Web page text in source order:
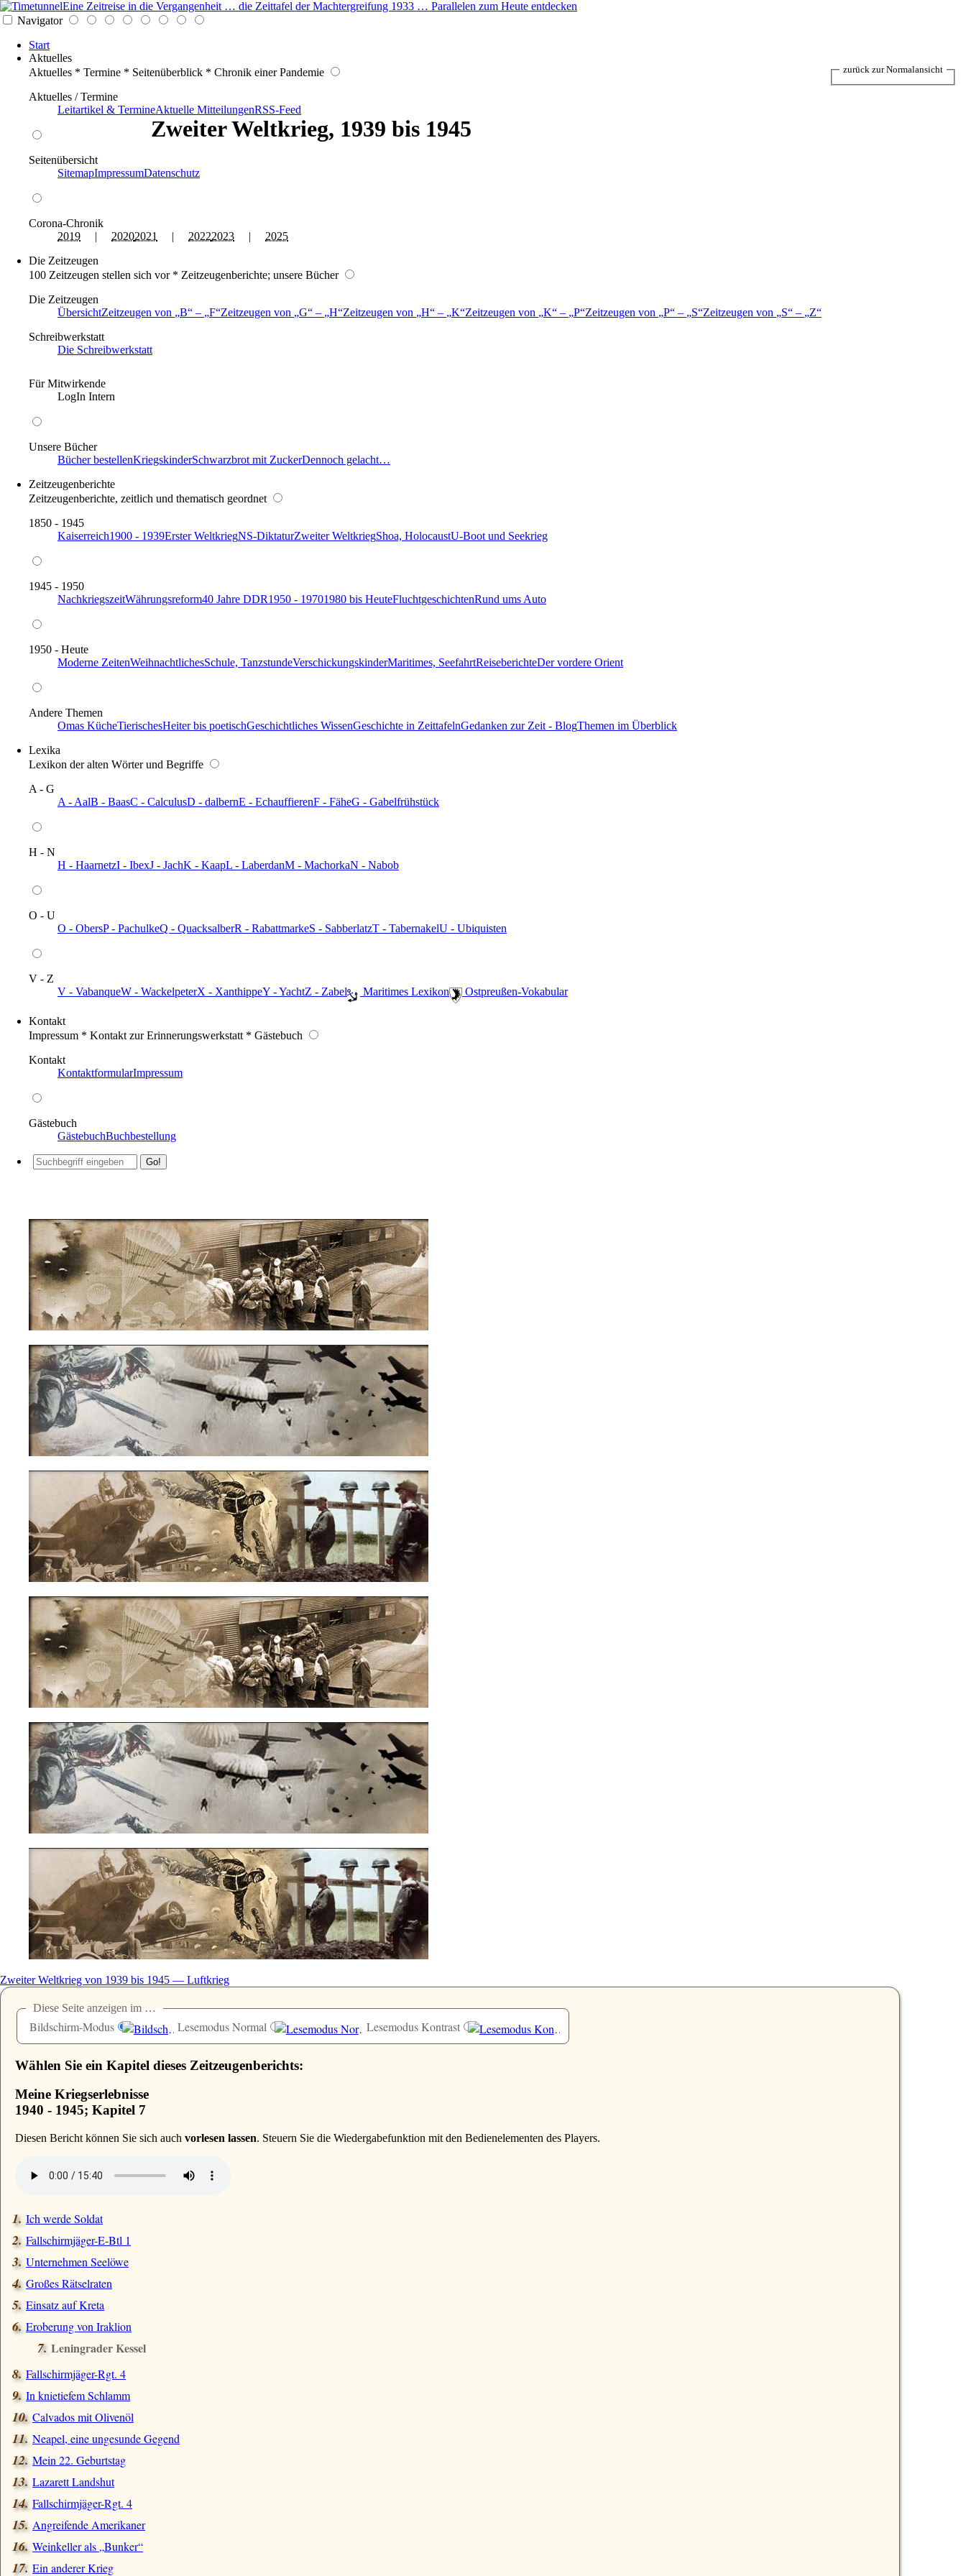
Eine Zeitreise in die Vergangenheit … die Zeittafel der Machtergreifung 1933 … Parallelen zum Heute entdecken
Navigator
Start
Aktuelles
Aktuelles * Termine * Seitenüberblick * Chronik einer Pandemie
Aktuelles / Termine
Leitartikel & TermineAktuelle MitteilungenRSS-Feed
Seitenübersicht
SitemapImpressumDatenschutz
Corona-Chronik
2019 | 20202021 | 20222023 | 2025
Die Zeitzeugen
100 Zeitzeugen stellen sich vor * Zeitzeugenberichte; unsere Bücher
Die Zeitzeugen
ÜbersichtZeitzeugen von B – F Zeitzeugen von G – H Zeitzeugen von H – K Zeitzeugen von K – P Zeitzeugen von P – S Zeitzeugen von S –
Z
Schreibwerkstatt
Die Schreibwerkstatt
Für Mitwirkende
LogIn Intern
Unsere Bücher
Bücher bestellenKriegskinderSchwarzbrot mit ZuckerDennoch gelacht…
Zeitzeugenberichte
Zeitzeugenberichte, zeitlich und thematisch geordnet
1850 - 1945
Kaiserreich1900 - 1939Erster WeltkriegNS-DiktaturZweiter WeltkriegShoa, HolocaustU-Boot und Seekrieg
1945 - 1950
NachkriegszeitWährungsreform40 Jahre DDR1950 - 19701980 bis HeuteFluchtgeschichtenRund ums Auto
1950 - Heute
Moderne ZeitenWeihnachtlichesSchule, TanzstundeVerschickungskinderMaritimes, SeefahrtReiseberichteDer vordere Orient
Andere Themen
Omas KücheTierischesHeiter bis poetischGeschichtliches WissenGeschichte in ZeittafelnGedanken zur Zeit - BlogThemen im Überblick
Lexika
Lexikon der alten Wörter und Begriffe
A - G
A - AalB - BaasC - CalculusD - dalbernE - EchauffierenF - FäheG - Gabelfrühstück
H - N
H - HaarnetzI - IbexJ - JachK - KaapL - LaberdanM - MachorkaN - Nabob
O - U
O - ObersP - PachulkeQ - QuacksalberR - RabattmarkeS - SabberlatzT - TabernakelU - Ubiquisten
V - Z
V - VabanqueW - WackelpeterX - XanthippeY - YachtZ - Zabel ️ Maritimes Lexikon ️ Ostpreußen-Vokabular
Kontakt
Impressum * Kontakt zur Erinnerungswerkstatt * Gästebuch
Kontakt
KontaktformularImpressum
Gästebuch
GästebuchBuchbestellung
Zweiter Weltkrieg, 1939 bis 1945
Zweiter Weltkrieg von 1939 bis 1945 — Luftkrieg
Diese Seite anzeigen im …
Bildschirm-Modus Lesemodus Normal Lesemodus Kontrast
Wählen Sie ein Kapitel dieses Zeitzeugenberichts:
Meine Kriegserlebnisse
1940 - 1945; Kapitel 7
Diesen Bericht können Sie sich auch vorlesen lassen. Steuern Sie die Wiedergabefunktion mit den Bedienelementen des Players.
Ich werde Soldat
Fallschirmjäger-E-Btl 1
Unternehmen Seelöwe
Großes Rätselraten
Einsatz auf Kreta
Eroberung von Iraklion
Leningrader Kessel
Fallschirmjäger-Rgt. 4
In knietiefem Schlamm
Calvados mit Olivenöl
Neapel, eine ungesunde Gegend
Mein 22. Geburtstag
Lazarett Landshut
Fallschirmjäger-Rgt. 4
Angreifende Amerikaner
Weinkeller als Bunker
Ein anderer Krieg
zurück zur Normalansicht